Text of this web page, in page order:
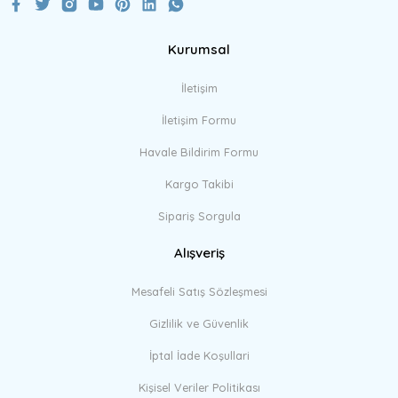
Kurumsal
İletişim
İletişim Formu
Havale Bildirim Formu
Kargo Takibi
Sipariş Sorgula
Alışveriş
Mesafeli Satış Sözleşmesi
Gizlilik ve Güvenlik
İptal İade Koşullari
Kişisel Veriler Politikası